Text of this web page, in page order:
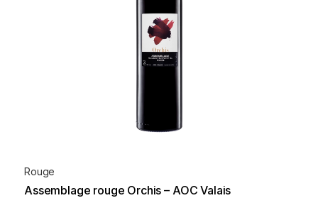
Rouge
Assemblage rouge Orchis – AOC Valais